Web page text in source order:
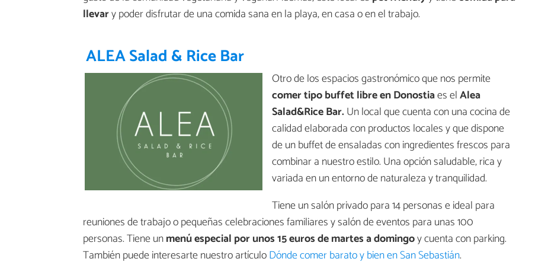
llevary poder disfrutar de una comida sana en la playa, en casa o en el trabajo.
ALEA Salad & Rice Bar
Otro de los espacios gastronómico que nos permite
comer tipo buffet libre en Donostiaes elAlea
Salad&Rice Bar.Un local que cuenta con una cocina de
calidad elaborada con productos locales y que dispone
de un buffet de ensaladas con ingredientes frescos para
combinar a nuestro estilo. Una opción saludable, rica y
variada en un entorno de naturaleza y tranquilidad.
Tiene un salón privado para 14 personas e ideal para
reuniones de trabajo o pequeñas celebraciones familiares y salón de eventos para unas 100
personas. Tiene unmenú especial por unos 15 euros de martes a domingoy cuenta con parking.
También puede interesarte nuestro artículoDónde comer barato y bien en San Sebastián.